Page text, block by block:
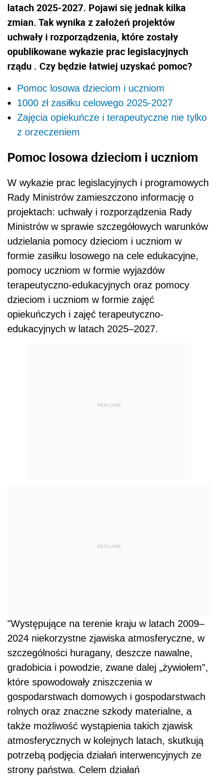
latach 2025-2027. Pojawi się jednak kilka
zmian. Tak wynika z założeń projektów
uchwały i rozporządzenia, które zostały
opublikowane wykazie prac legislacyjnych
rządu . Czy będzie łatwiej uzyskać pomoc?
Pomoc losowa dzieciom i uczniom
1000 zł zasiłku celowego 2025-2027
Zajęcia opiekuńcze i terapeutyczne nie tylko
z orzeczeniem
Pomoc losowa dzieciom i uczniom
W wykazie prac legislacyjnych i programowych
Rady Ministrów zamieszczono informację o
projektach: uchwały i rozporządzenia Rady
Ministrów w sprawie szczegółowych warunków
udzielania pomocy dzieciom i uczniom w
formie zasiłku losowego na cele edukacyjne,
pomocy uczniom w formie wyjazdów
terapeutyczno-edukacyjnych oraz pomocy
dzieciom i uczniom w formie zajęć
opiekuńczych i zajęć terapeutyczno-
edukacyjnych w latach 2025–2027.
REKLAMA
REKLAMA
"Występujące na terenie kraju w latach 2009–
2024 niekorzystne zjawiska atmosferyczne, w
szczególności huragany, deszcze nawalne,
gradobicia i powodzie, zwane dalej „żywiołem”,
które spowodowały zniszczenia w
gospodarstwach domowych i gospodarstwach
rolnych oraz znaczne szkody materialne, a
także możliwość wystąpienia takich zjawisk
atmosferycznych w kolejnych latach, skutkują
potrzebą podjęcia działań interwencyjnych ze
strony państwa. Celem działań